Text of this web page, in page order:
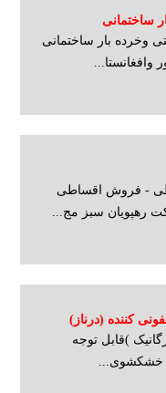
ساختمانی
وخرده بار ساختمانی
- فروش اقساطی
رهپویان سبز مج...
کننده (درناز)
)قابل توجه